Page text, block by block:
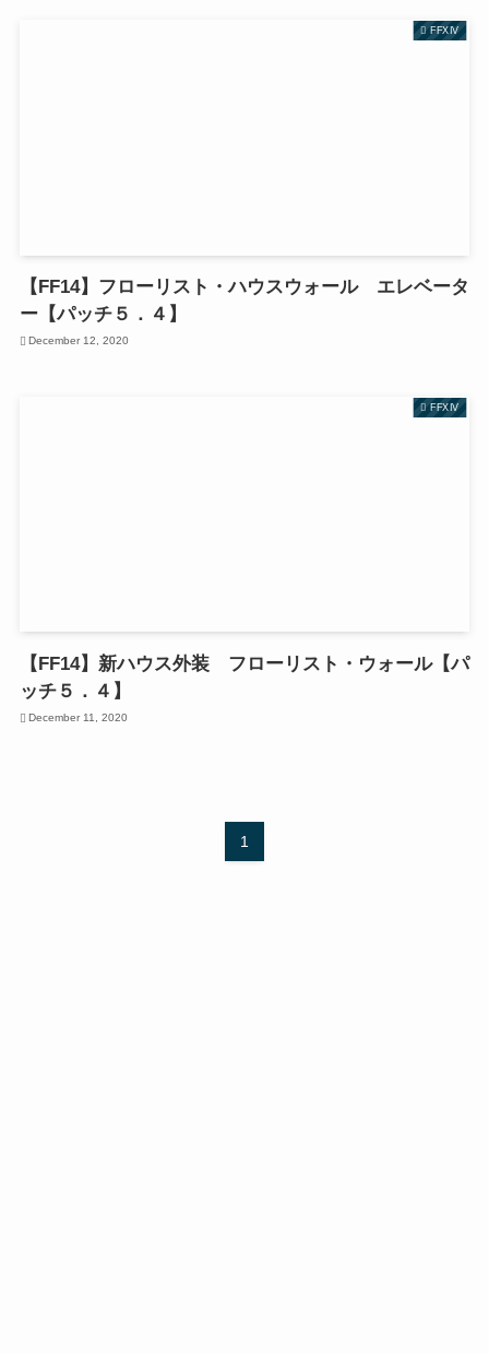
FFXIV
【FF14】フローリスト・ハウスウォール エレベータ
ー【パッチ５．４】
December 12, 2020
FFXIV
【FF14】新ハウス外装 フローリスト・ウォール【パ
ッチ５．４】
December 11, 2020
1